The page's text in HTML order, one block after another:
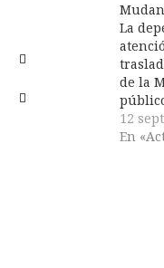
La
de la
tareas
su
12
En